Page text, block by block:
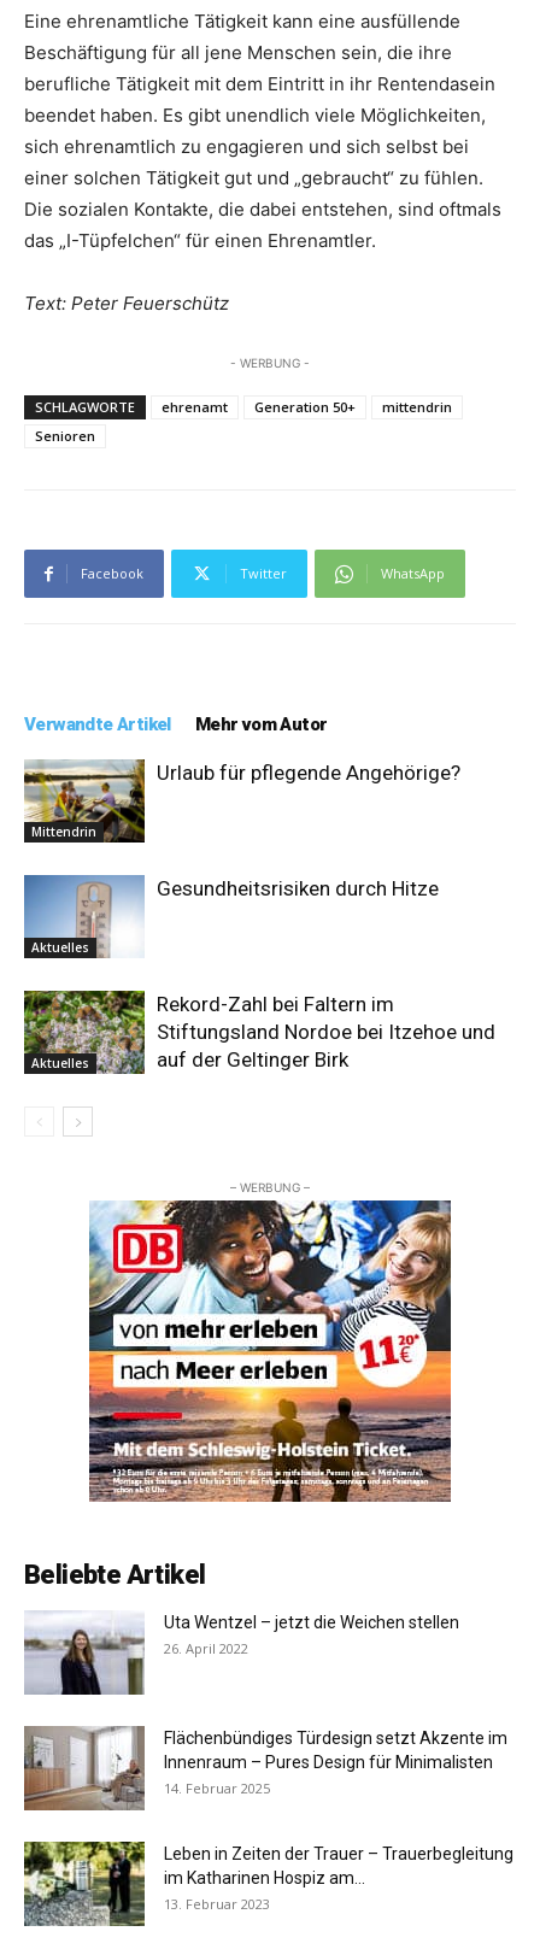
Eine ehrenamtliche Tätigkeit kann eine ausfüllende
Beschäftigung für all jene Menschen sein, die ihre
berufliche Tätigkeit mit dem Eintritt in ihr Rentendasein
beendet haben. Es gibt unendlich viele Möglichkeiten,
sich ehrenamtlich zu engagieren und sich selbst bei
einer solchen Tätigkeit gut und „gebraucht“ zu fühlen.
Die sozialen Kontakte, die dabei entstehen, sind oftmals
das „I-Tüpfelchen“ für einen Ehrenamtler.
Text: Peter Feuerschütz
- WERBUNG -
SCHLAGWORTE ehrenamt Generation 50+
mittendrin
Senioren
Facebook Twitter WhatsApp
Verwandte Artikel Mehr vom Autor
Mittendrin
Urlaub für pflegende Angehörige?
Aktuelles
Gesundheitsrisiken durch Hitze
Aktuelles
Rekord-Zahl bei Faltern im
Stiftungsland Nordoe bei Itzehoe und
auf der Geltinger Birk
– WERBUNG –
Beliebte Artikel
Uta Wentzel – jetzt die Weichen stellen
26. April 2022
Flächenbündiges Türdesign setzt Akzente im
Innenraum – Pures Design für Minimalisten
14. Februar 2025
Leben in Zeiten der Trauer – Trauerbegleitung
im Katharinen Hospiz am...
13. Februar 2023